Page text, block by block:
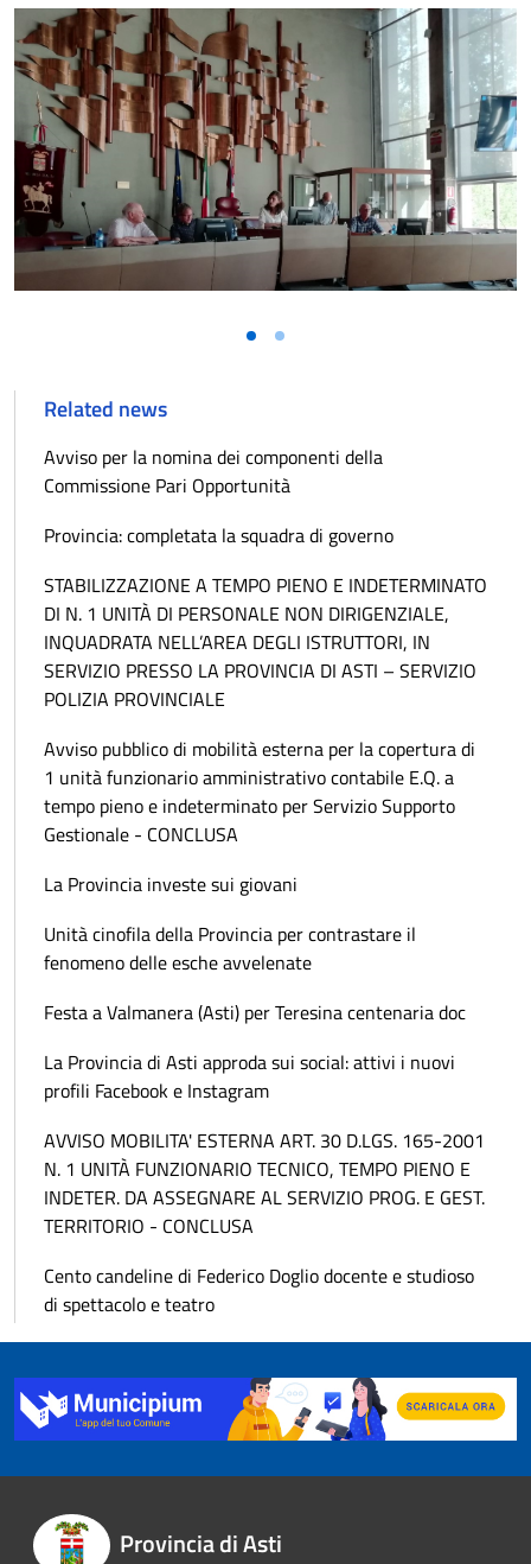
Related news
Avviso per la nomina dei componenti della
Commissione Pari Opportunità
Provincia: completata la squadra di governo
STABILIZZAZIONE A TEMPO PIENO E INDETERMINATO
DI N. 1 UNITÀ DI PERSONALE NON DIRIGENZIALE,
INQUADRATA NELL’AREA DEGLI ISTRUTTORI, IN
SERVIZIO PRESSO LA PROVINCIA DI ASTI – SERVIZIO
POLIZIA PROVINCIALE
Avviso pubblico di mobilità esterna per la copertura di
1 unità funzionario amministrativo contabile E.Q. a
tempo pieno e indeterminato per Servizio Supporto
Gestionale - CONCLUSA
La Provincia investe sui giovani
Unità cinofila della Provincia per contrastare il
fenomeno delle esche avvelenate
Festa a Valmanera (Asti) per Teresina centenaria doc
La Provincia di Asti approda sui social: attivi i nuovi
profili Facebook e Instagram
AVVISO MOBILITA' ESTERNA ART. 30 D.LGS. 165-2001
N. 1 UNITÀ FUNZIONARIO TECNICO, TEMPO PIENO E
INDETER. DA ASSEGNARE AL SERVIZIO PROG. E GEST.
TERRITORIO - CONCLUSA
Cento candeline di Federico Doglio docente e studioso
di spettacolo e teatro
Provincia di Asti